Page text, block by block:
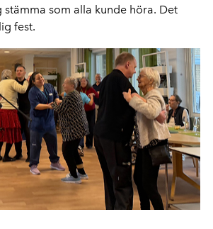
som alla kunde höra. Det
fest.